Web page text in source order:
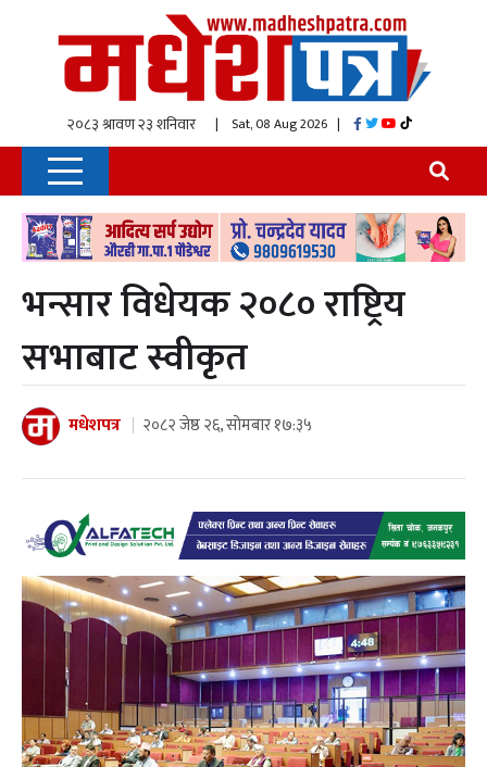
| Sat, 08 Aug 2026 |
भन्सार विधेयक २०८० राष्ट्रिय
सभाबाट स्वीकृत
मधेशपत्र २०८२ जेष्ठ २६, सोमबार १७:३५